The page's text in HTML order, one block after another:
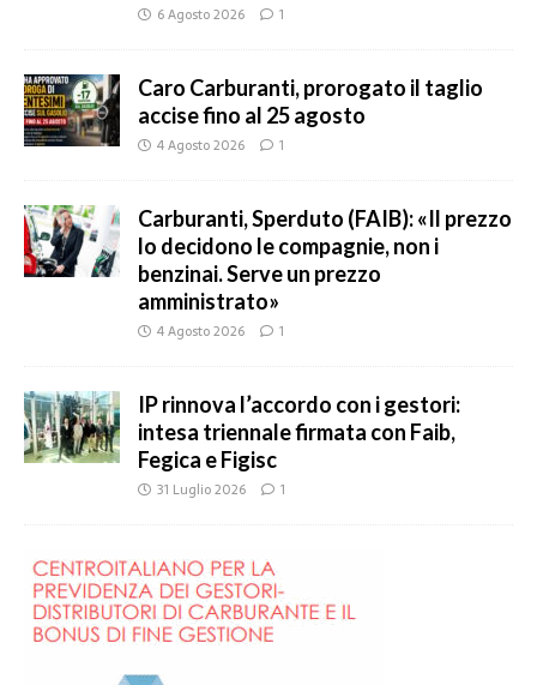
6 Agosto 2026 1
Caro Carburanti, prorogato il taglio
accise fino al 25 agosto
4 Agosto 2026 1
Carburanti, Sperduto (FAIB): «Il prezzo
lo decidono le compagnie, non i
benzinai. Serve un prezzo
amministrato»
4 Agosto 2026 1
IP rinnova l’accordo con i gestori:
intesa triennale firmata con Faib,
Fegica e Figisc
31 Luglio 2026 1